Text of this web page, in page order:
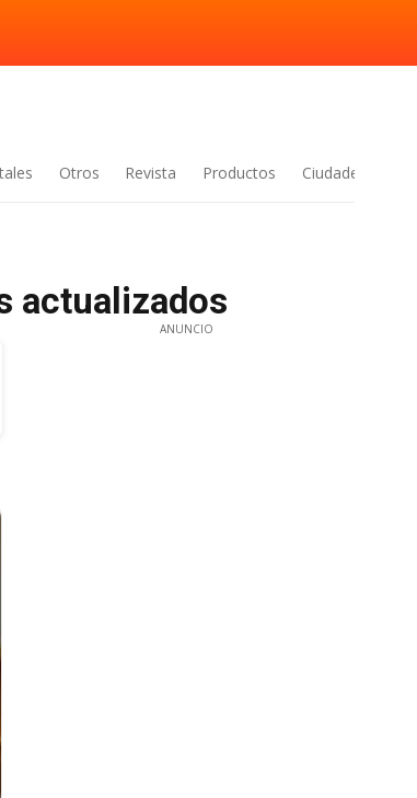
Otros Revista Productos Ciudades
actualizados
ANUNCIO